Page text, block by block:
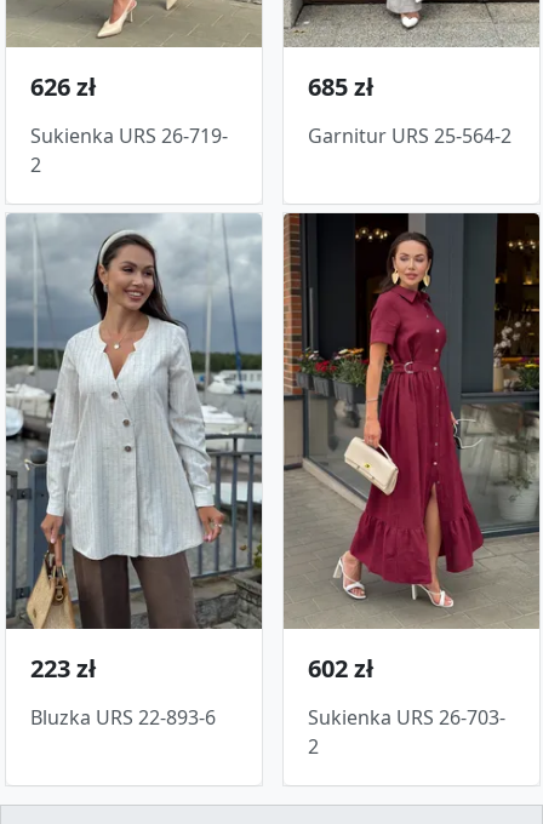
626 zł
Sukienka URS 26-719-
2
685 zł
Garnitur URS 25-564-2
223 zł
Bluzka URS 22-893-6
602 zł
Sukienka URS 26-703-
2